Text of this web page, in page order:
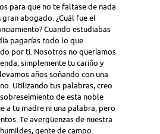
para que no te faltase de nada
gran abogado. ¿Cuál fue el
Cuando estudiabas
pagarías todo lo que
por ti. Nosotros no queríamos
simplemente tu cariño y
años soñando con una
Utilizando tus palabras, creo
de esta noble
a tu madre ni una palabra, pero
Te avergüenzas de nuestra
gente de campo.